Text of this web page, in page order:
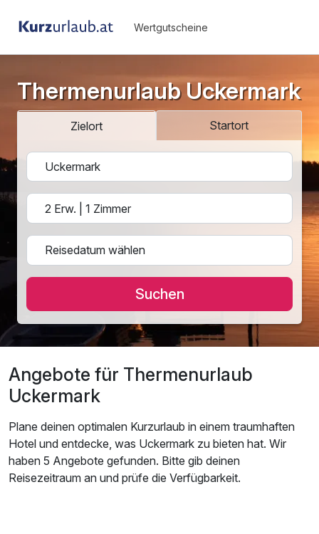
Wertgutscheine
Thermenurlaub Uckermark
Zielort Startort
Suchen
Angebote für Thermenurlaub
Uckermark
Plane deinen optimalen Kurzurlaub in einem traumhaften
Hotel und entdecke, was Uckermark zu bieten hat. Wir
haben 5 Angebote gefunden. Bitte gib deinen
Reisezeitraum an und prüfe die Verfügbarkeit.